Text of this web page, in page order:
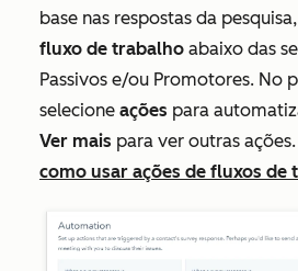
base nas respostas da
fluxo de trabalho abaixo das
Passivos e/ou Promotores. No
selecione ações para
Ver mais para ver outras
como usar ações de fluxos de